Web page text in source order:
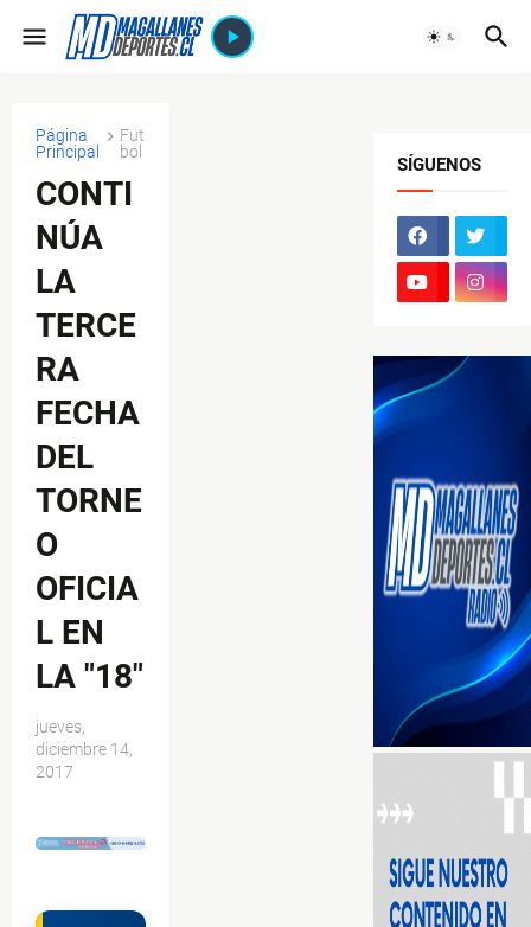
Página
Principal
Fut
bol
CONTI
NÚA
LA
TERCE
RA
FECHA
DEL
TORNE
O
OFICIA
L EN
LA "18"
jueves,
diciembre 14,
2017
SÍGUENOS